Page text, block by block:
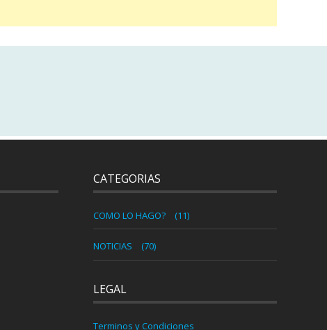
CATEGORIAS
COMO LO HAGO? (11)
NOTICIAS (70)
LEGAL
Terminos y Condiciones